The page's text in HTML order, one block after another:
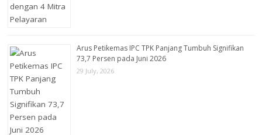
Arus Petikemas IPC TPK Panjang Tumbuh Signifikan
73,7 Persen pada Juni 2026
29 July, 2026